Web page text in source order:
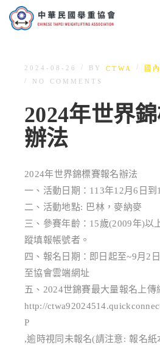
2024-08-26 / BY CTWA / 國
/
NO COMMENTS
2024年世界
辦法
2024年世界錦標賽報名辦法
一、活動日期：113年12月6日到
二、活動地點: 巴林，麥納麥
三、參賽年齡：15歲(2009年)以
蹤填報帳號者。
四、報名日期：即日起至~9月2
至協會雲端網址
五、2024世錦賽最大量報名上傳
http://
P
,逾時視同未報名(請注意: 報名紙